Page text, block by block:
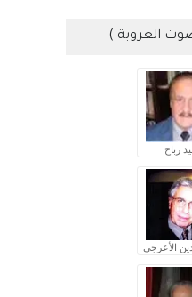
العروبة )
رباح
الأعرجي